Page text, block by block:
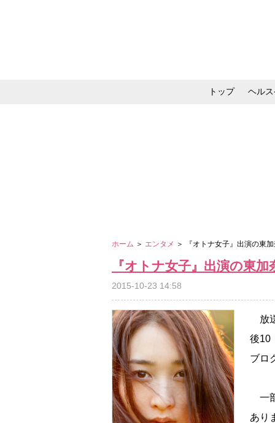
トップ ヘル
ホーム ＞ エンタメ ＞ 『オトナ女子』出演の東
『オトナ女子』出演の東
2015-10-23 14:58
放
後10
ブロ
一
あり